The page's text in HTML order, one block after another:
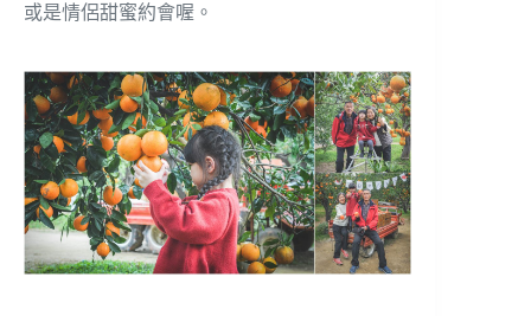
或是情侶甜蜜約會喔。